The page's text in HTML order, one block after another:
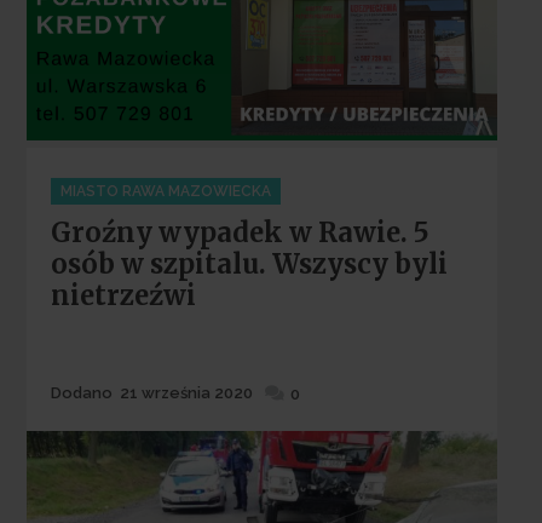
Categories
MIASTO RAWA MAZOWIECKA
Groźny wypadek w Rawie. 5
osób w szpitalu. Wszyscy byli
nietrzeźwi
Dodane
Dodano 21 września 2020 0